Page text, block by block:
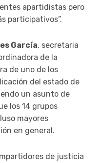
apartidistas pero
participativos”.
García, secretaria
de la
de uno de los
del estado de
un asunto de
los 14 grupos
mayores
en general.
de justicia